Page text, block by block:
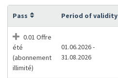
Pass Period of validity
0.01 Offre
été
(abonnement
illimité)
01.06.2026 -
31.08.2026